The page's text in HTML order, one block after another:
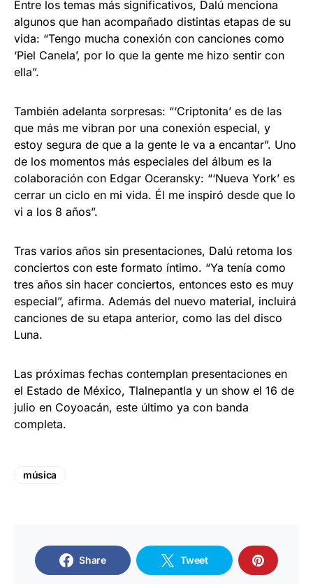
Entre los temas más significativos, Dalú menciona
algunos que han acompañado distintas etapas de su
vida: “Tengo mucha conexión con canciones como
‘Piel Canela’, por lo que la gente me hizo sentir con
ella”.
También adelanta sorpresas: “‘Criptonita’ es de las
que más me vibran por una conexión especial, y
estoy segura de que a la gente le va a encantar”. Uno
de los momentos más especiales del álbum es la
colaboración con Edgar Oceransky: “‘Nueva York’ es
cerrar un ciclo en mi vida. Él me inspiró desde que lo
vi a los 8 años”.
Tras varios años sin presentaciones, Dalú retoma los
conciertos con este formato íntimo. “Ya tenía como
tres años sin hacer conciertos, entonces esto es muy
especial”, afirma. Además del nuevo material, incluirá
canciones de su etapa anterior, como las del disco
Luna.
Las próximas fechas contemplan presentaciones en
el Estado de México, Tlalnepantla y un show el 16 de
julio en Coyoacán, este último ya con banda
completa.
música
Share Tweet